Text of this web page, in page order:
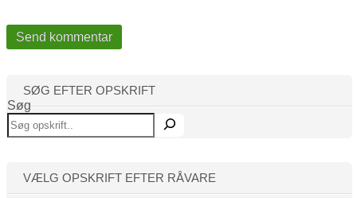
SØG EFTER OPSKRIFT
Søg
VÆLG OPSKRIFT EFTER RÅVARE